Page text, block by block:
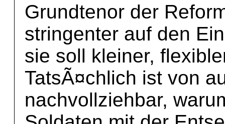
Grundtenor der
stringenter auf den
sie soll kleiner,
TatsÃ¤chlich ist von
nachvollziehbar,